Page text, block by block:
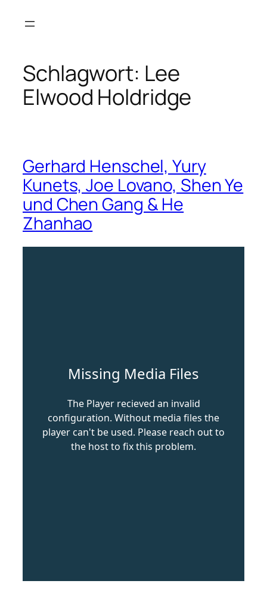
Inhalt
Schlagwort: Lee
Elwood Holdridge
Gerhard Henschel, Yury
Kunets, Joe Lovano, Shen Ye
und Chen Gang & He
Zhanhao